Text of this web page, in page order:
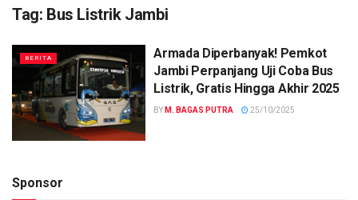
Tag: Bus Listrik Jambi
BERITA
Armada Diperbanyak! Pemkot
Jambi Perpanjang Uji Coba Bus
Listrik, Gratis Hingga Akhir 2025
BY M. BAGAS PUTRA 25/10/2025
Sponsor